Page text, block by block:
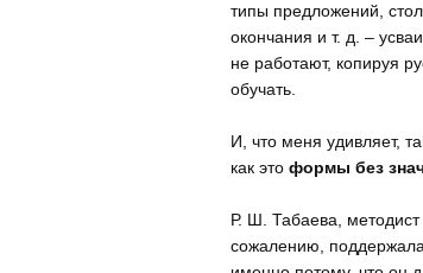
типы предложений,
окончания и т. д. –
не работают, копируя
обучать.
И, что меня удивляет,
как это формы без
Р. Ш. Табаева,
сожалению,